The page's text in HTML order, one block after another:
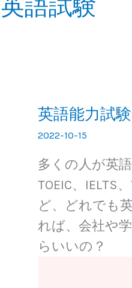
英語試験
英語能力試
2022-10-15
多くの人が英
TOEIC、IELTS
ど、どれでも
れば、会社や
らいいの？